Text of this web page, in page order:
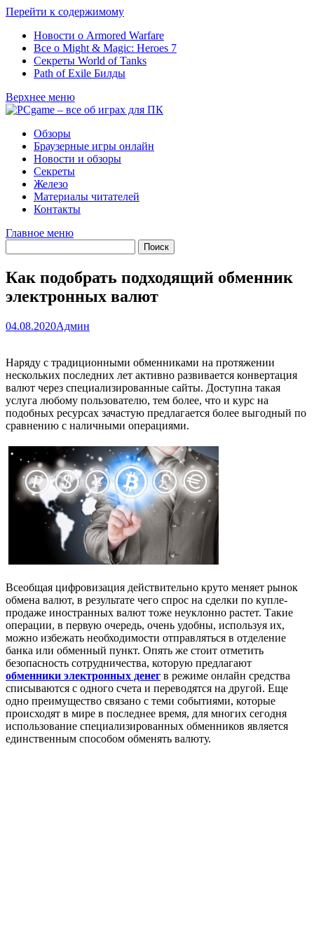
Перейти к содержимому
Новости о Armored Warfare
Все о Might & Magic: Heroes 7
Секреты World of Tanks
Path of Exile Билды
Верхнее меню
Обзоры
Браузерные игры онлайн
Новости и обзоры
Секреты
Железо
Материалы читателей
Контакты
Главное меню
Как подобрать подходящий обменник
электронных валют
04.08.2020Админ
Наряду с традиционными обменниками на протяжении
нескольких последних лет активно развивается конвертация
валют через специализированные сайты. Доступна такая
услуга любому пользователю, тем более, что и курс на
подобных ресурсах зачастую предлагается более выгодный по
сравнению с наличными операциями.
Всеобщая цифровизация действительно круто меняет рынок
обмена валют, в результате чего спрос на сделки по купле-
продаже иностранных валют тоже неуклонно растет. Такие
операции, в первую очередь, очень удобны, используя их,
можно избежать необходимости отправляться в отделение
банка или обменный пункт. Опять же стоит отметить
безопасность сотрудничества, которую предлагают
обменники электронных денег в режиме онлайн средства
списываются с одного счета и переводятся на другой. Еще
одно преимущество связано с теми событиями, которые
происходят в мире в последнее время, для многих сегодня
использование специализированных обменников является
единственным способом обменять валюту.